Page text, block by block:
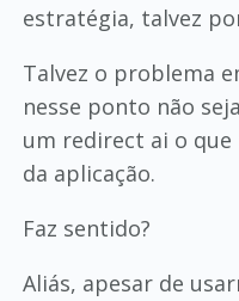
estratégia, talvez
Talvez o problema
nesse ponto não
um redirect ai o que
da aplicação.
Faz sentido?
Aliás, apesar de